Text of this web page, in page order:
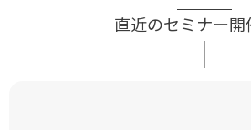
直近のセミナー開